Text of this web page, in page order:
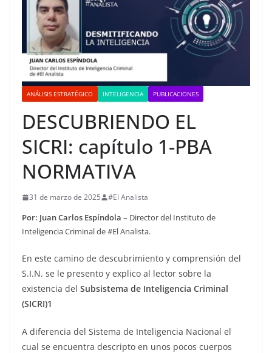
ANÁLISIS ESTRATÉGICO INTELIGENCIA PUBLICACIONES
DESCUBRIENDO EL
SICRI: capítulo 1-PBA
NORMATIVA
31 de marzo de 2025 #El Analista
Por: Juan Carlos Espíndola – Director del Instituto de
Inteligencia Criminal de #El Analista.
En este camino de descubrimiento y comprensión del
S.I.N. se le presento y explico al lector sobre la
existencia del Subsistema de Inteligencia Criminal
(SICRI)1
A diferencia del Sistema de Inteligencia Nacional el
cual se encuentra descripto en unos pocos cuerpos